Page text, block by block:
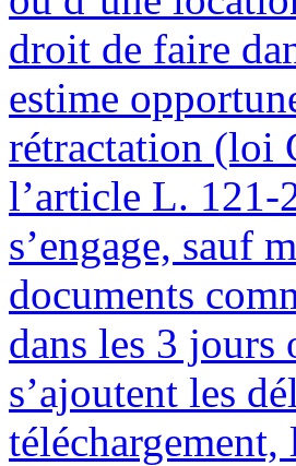
droit de faire
estime
rétractation (loi
l’article L. 121-
s’engage, sauf
documents
dans les 3 jours
s’ajoutent les